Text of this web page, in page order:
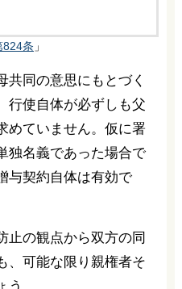
824条 」
共同の意思にもとづく
行使自体が必ずしも父
めていません。仮に署
独名義であった場合で
与契約自体は有効で
止の観点から双方の同
、可能な限り親権者そ